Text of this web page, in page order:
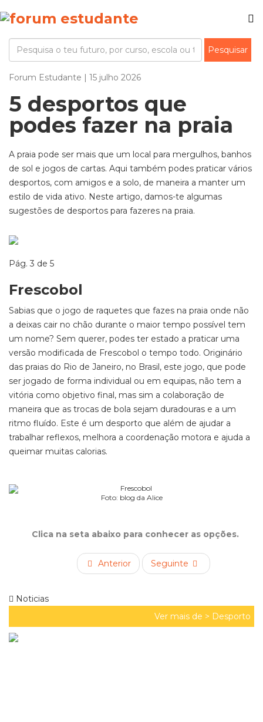
Forum Estudante | 15 julho 2026
5 desportos que
podes fazer na praia
A praia pode ser mais que um local para mergulhos, banhos
de sol e jogos de cartas. Aqui também podes praticar vários
desportos, com amigos e a solo, de maneira a manter um
estilo de vida ativo. Neste artigo, damos-te algumas
sugestões de desportos para fazeres na praia.
Pág. 3 de 5
Frescobol
Sabias que o jogo de raquetes que fazes na praia onde não
a deixas cair no chão durante o maior tempo possível tem
um nome? Sem querer, podes ter estado a praticar uma
versão modificada de Frescobol o tempo todo. Originário
das praias do Rio de Janeiro, no Brasil, este jogo, que pode
ser jogado de forma individual ou em equipas, não tem a
vitória como objetivo final, mas sim a colaboração de
maneira que as trocas de bola sejam duradouras e a um
ritmo fluído. Este é um desporto que além de ajudar a
trabalhar reflexos, melhora a coordenação motora e ajuda a
queimar muitas calorias.
Foto: blog da Alice
Clica na seta abaixo para conhecer as opções.
Anterior Seguinte
Noticias
Ver mais de > Desporto